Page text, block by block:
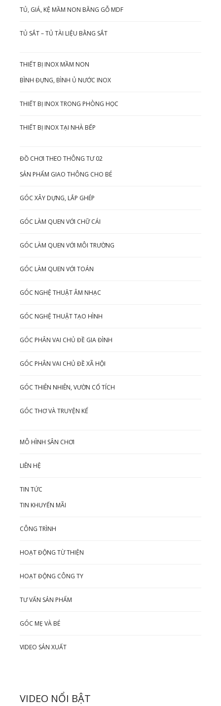
TỦ, GIÁ, KỆ MẦM NON BẰNG GỖ MDF
TỦ SẮT – TỦ TÀI LIỆU BẰNG SẮT
THIẾT BỊ INOX MẦM NON
BÌNH ĐỰNG, BÌNH Ủ NƯỚC INOX
THIẾT BỊ INOX TRONG PHÒNG HỌC
THIẾT BỊ INOX TẠI NHÀ BẾP
ĐỒ CHƠI THEO THÔNG TƯ 02
SẢN PHẨM GIAO THÔNG CHO BÉ
GÓC XÂY DỰNG, LẮP GHÉP
GÓC LÀM QUEN VỚI CHỮ CÁI
GÓC LÀM QUEN VỚI MÔI TRƯỜNG
GÓC LÀM QUEN VỚI TOÁN
GÓC NGHỆ THUẬT ÂM NHẠC
GÓC NGHỆ THUẬT TẠO HÌNH
GÓC PHÂN VAI CHỦ ĐỀ GIA ĐÌNH
GÓC PHÂN VAI CHỦ ĐỀ XÃ HỘI
GÓC THIÊN NHIÊN, VƯỜN CỔ TÍCH
GÓC THƠ VÀ TRUYỆN KỂ
MÔ HÌNH SÂN CHƠI
LIÊN HỆ
TIN TỨC
TIN KHUYẾN MÃI
CÔNG TRÌNH
HOẠT ĐỘNG TỪ THIỆN
HOẠT ĐỘNG CÔNG TY
TƯ VẤN SẢN PHẨM
GÓC MẸ VÀ BÉ
VIDEO SẢN XUẤT
VIDEO NỔI BẬT